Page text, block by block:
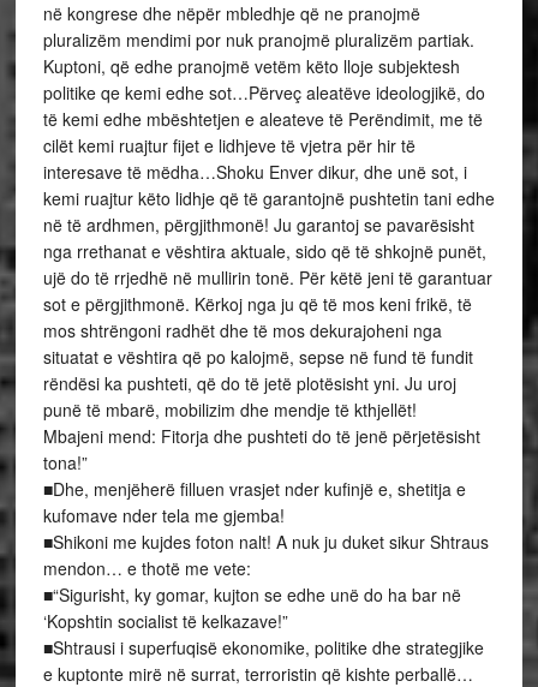
në kongrese dhe nëpër mbledhje që ne pranojmë
pluralizëm mendimi por nuk pranojmë pluralizëm partiak.
Kuptoni, që edhe pranojmë vetëm këto lloje subjektesh
politike qe kemi edhe sot…Përveç aleatëve ideologjikë, do
të kemi edhe mbështetjen e aleateve të Perëndimit, me të
cilët kemi ruajtur fijet e lidhjeve të vjetra për hir të
interesave të mëdha…Shoku Enver dikur, dhe unë sot, i
kemi ruajtur këto lidhje që të garantojnë pushtetin tani edhe
në të ardhmen, përgjithmonë! Ju garantoj se pavarësisht
nga rrethanat e vështira aktuale, sido që të shkojnë punët,
ujë do të rrjedhë në mullirin tonë. Për këtë jeni të garantuar
sot e përgjithmonë. Kërkoj nga ju që të mos keni frikë, të
mos shtrëngoni radhët dhe të mos dekurajoheni nga
situatat e vështira që po kalojmë, sepse në fund të fundit
rëndësi ka pushteti, që do të jetë plotësisht yni. Ju uroj
punë të mbarë, mobilizim dhe mendje të kthjellët!
Mbajeni mend: Fitorja dhe pushteti do të jenë përjetësisht
tona!”
■Dhe, menjëherë filluen vrasjet nder kufinjë e, shetitja e
kufomave nder tela me gjemba!
■Shikoni me kujdes foton nalt! A nuk ju duket sikur Shtraus
mendon… e thotë me vete:
■“Sigurisht, ky gomar, kujton se edhe unë do ha bar në
‘Kopshtin socialist të kelkazave!”
■Shtrausi i superfuqisë ekonomike, politike dhe strategjike
e kuptonte mirë në surrat, terroristin që kishte perballë…